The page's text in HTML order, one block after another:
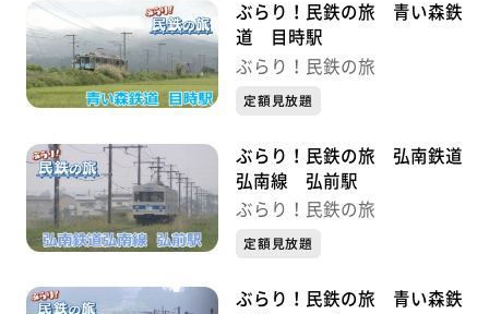
ぶらり！民鉄の旅 青い森鉄
道 目時駅
ぶらり！民鉄の旅
定額見放題
ぶらり！民鉄の旅 弘南鉄道
弘南線 弘前駅
ぶらり！民鉄の旅
定額見放題
ぶらり！民鉄の旅 青い森鉄